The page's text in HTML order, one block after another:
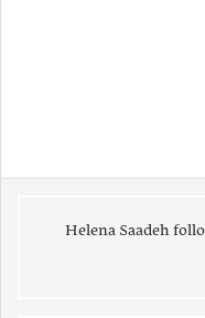
Helena Saadeh